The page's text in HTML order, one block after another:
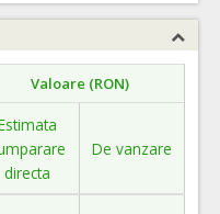
Valoare (RON)
directa
De vanzare